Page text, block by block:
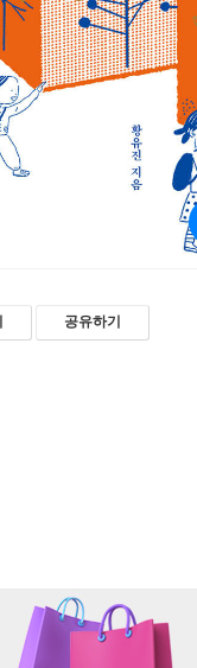
공유하기